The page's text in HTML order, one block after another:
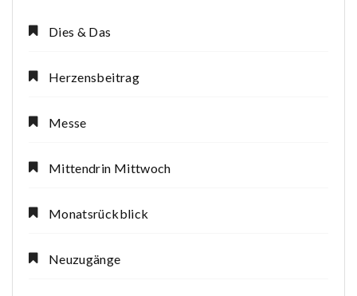
Dies & Das
Herzensbeitrag
Messe
Mittendrin Mittwoch
Monatsrückblick
Neuzugänge